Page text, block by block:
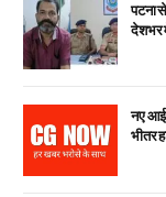
पटना
देशभर
नए
भीतर